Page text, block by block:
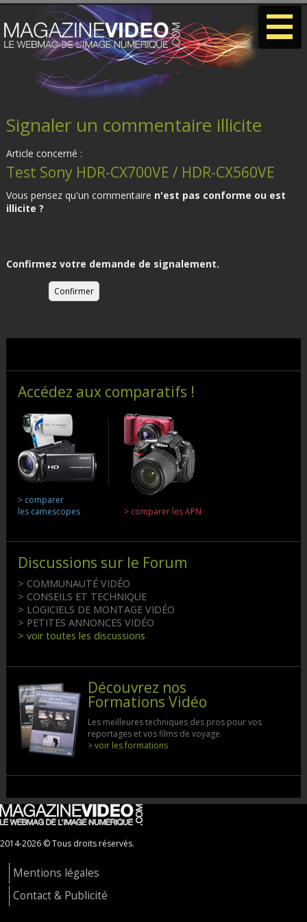
Signaler un commentaire illicite
Article concerné :
Test Sony HDR-CX700VE / HDR-CX560VE
Vous pensez qu'un commentaire n'est pas conforme ou est
illicite ?
Confirmez votre demande de signalement.
Accédez aux comparatifs !
> comparer
les camescopes
> comparer les APN
Discussions sur le Forum
> COMMUNAUTÉ VIDÉO
> CONSEILS ET TECHNIQUE
> LOGICIELS DE MONTAGE VIDÉO
> PETITES ANNONCES VIDÉO
> voir toutes les discussions
Découvrez nos
Formations Vidéo
Les meilleures techniques des pros pour vos
reportages et vos films de voyage
> voir les formations
2014-2026 © Tous droits réservés.
Mentions légales
Contact & Publicité
-
-
-